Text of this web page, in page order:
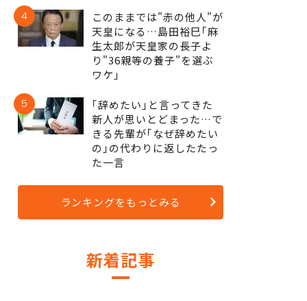
4
このままでは"赤の他人"が
天皇になる…島田裕巳｢麻
生太郎が天皇家の長子よ
り"36親等の養子"を選ぶ
ワケ｣
5
｢辞めたい｣と言ってきた
新人が思いとどまった…で
きる先輩が｢なぜ辞めたい
の｣の代わりに返したたっ
た一言
ランキングをもっとみる
新着記事